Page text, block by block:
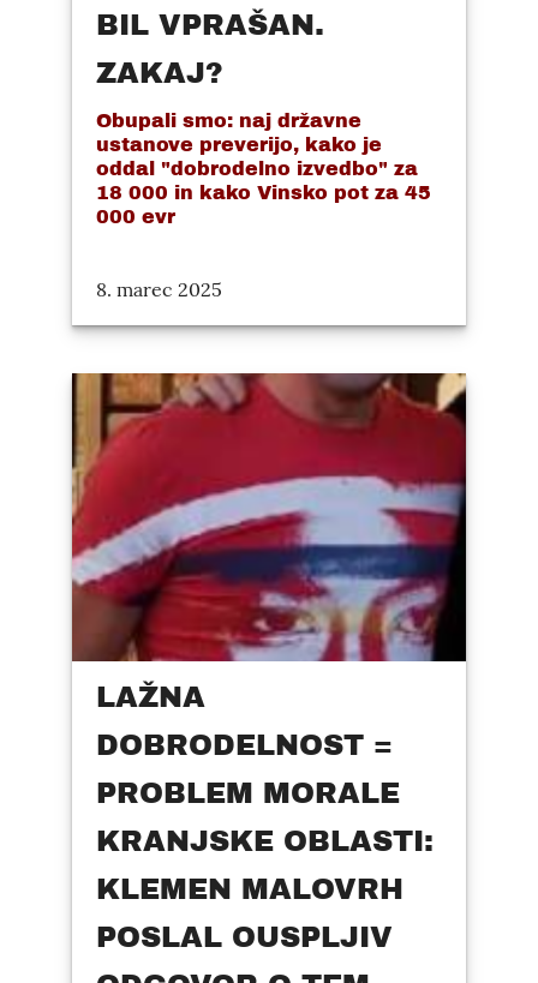
BIL VPRAŠAN.
ZAKAJ?
Obupali smo: naj državne
ustanove preverijo, kako je
oddal "dobrodelno izvedbo" za
18 000 in kako Vinsko pot za 45
000 evr
8. marec 2025
LAŽNA
DOBRODELNOST =
PROBLEM MORALE
KRANJSKE OBLASTI:
KLEMEN MALOVRH
POSLAL OUSPLJIV